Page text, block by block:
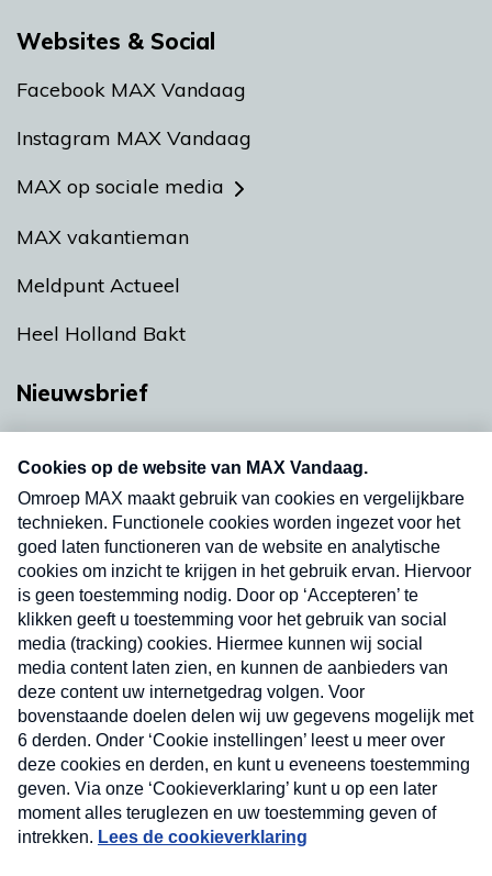
Websites & Social
Facebook MAX Vandaag
Instagram MAX Vandaag
MAX op sociale media
MAX vakantieman
Meldpunt Actueel
Heel Holland Bakt
Nieuwsbrief
nieuwsbrief. Elke vrijdag- en dinsdagochtend in
uw mailbox.
Verzend
Nieuwsbrief
Neem hier een gratis abonnement op onze
nieuwsbrief. Elke vrijdag- en dinsdagochtend in uw